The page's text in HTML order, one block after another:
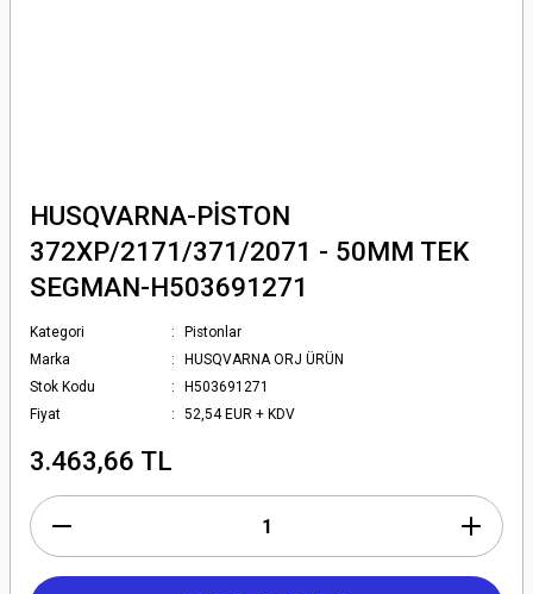
HUSQVARNA-PİSTON
372XP/2171/371/2071 - 50MM TEK
SEGMAN-H503691271
Kategori
Pistonlar
Marka
HUSQVARNA ORJ ÜRÜN
Stok Kodu
H503691271
Fiyat
52,54 EUR + KDV
3.463,66 TL